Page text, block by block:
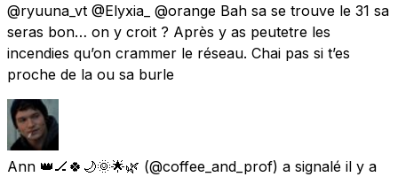
@ryuuna_vt @Elyxia_ @orange Bah sa se trouve le 31 sa
seras bon… on y croit ? Après y as peutetre les
incendies qu’on crammer le réseau. Chai pas si t’es
proche de la ou sa burle
Ann 👑🏒🍀🌙🌞🌟🌿 (@coffee_and_prof) a signalé il y a